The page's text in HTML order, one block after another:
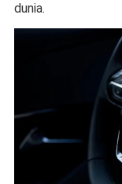
dunia.